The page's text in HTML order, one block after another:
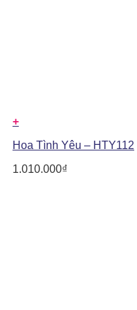
+
Hoa Tình Yêu – HTY112
1.010.000₫